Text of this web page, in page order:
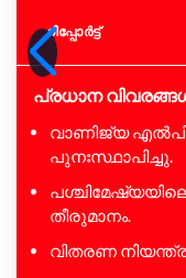
റിപ്പോര്‍ട്ട്
പ്രധാന
വാണിജ്യ
പുനഃസ്ഥാപിച്ചു.
തീരുമാനം.
വിതരണ